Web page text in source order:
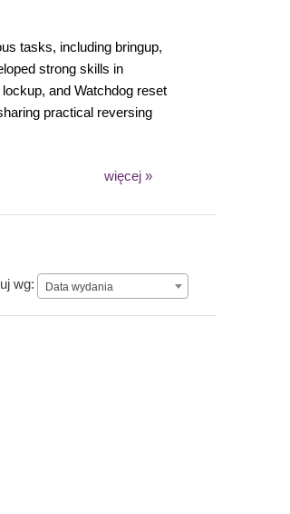
tasks, including bringup,
strong skills in
and Watchdog reset
practical reversing
więcej »
wg: Data wydania
Data wydania